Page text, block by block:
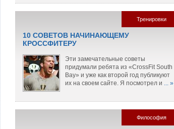
Тренировки
10 СОВЕТОВ НАЧИНАЮЩЕМУ
КРОССФИТЕРУ
Эти замечательные советы
придумали ребята из «CrossFit South
Bay» и уже как второй год публикуют
их на своем сайте. Я посмотрел и ... »
Философия